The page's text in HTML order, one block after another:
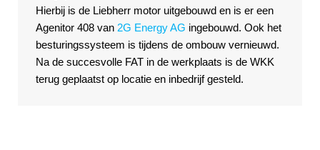
Hierbij is de Liebherr motor uitgebouwd en is er een
Agenitor 408 van 2G Energy AG ingebouwd. Ook het
besturingssysteem is tijdens de ombouw vernieuwd.
Na de succesvolle FAT in de werkplaats is de WKK
terug geplaatst op locatie en inbedrijf gesteld.